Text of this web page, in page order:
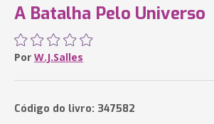
A Batalha Pelo Universo
Por W.J.Salles
Código do livro: 347582